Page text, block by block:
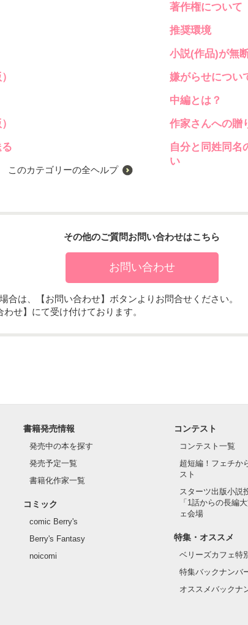
このカテゴリーの全ヘルプ
著作権について
推奨環境
小説(作品)が無
嫌がらせについ
中編とは？
作家さんへの贈
自分と同姓同名
い
その他のご質問お問い合わせはこちら
お問い合わせ
合は、【お問い合わせ】ボタンよりお問合せください。
せ】にて受け付けております。
書籍発売情報
発売中の本を探す
発売予定一覧
書籍化作家一覧
コミック
comic Berry's
Berry's Fantasy
noicomi
コンテスト
コンテスト一覧
超短編！フェチか
スト
スターツ出版小説
「1話からの長編
ェ会場
特集・オススメ
ベリーズカフェ特
特集バックナンバ
オススメバックナ